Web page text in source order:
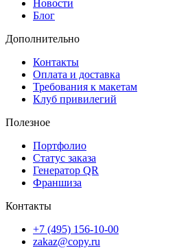
Новости
Блог
Дополнительно
Контакты
Оплата и доставка
Требования к макетам
Клуб привилегий
Полезное
Портфолио
Статус заказа
Генератор QR
Франшиза
Контакты
+7 (495) 156-10-00
zakaz@copy.ru